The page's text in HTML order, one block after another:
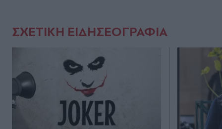
ΣΧΕΤΙΚΗ ΕΙΔΗΣΕΟΓΡΑΦΙΑ